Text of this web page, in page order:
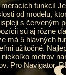
funkcií Je
od modelu,
s
sú aj rôzne
má 5 hlavných
užitočné.
metrov
Pro Navigator,